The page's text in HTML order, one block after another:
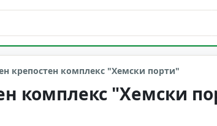
крепостен комплекс "Хемски порти"
комплекс "Хемски